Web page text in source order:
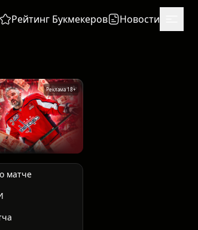
Рейтинг Букмекеров Новости
Реклама 18+
матче